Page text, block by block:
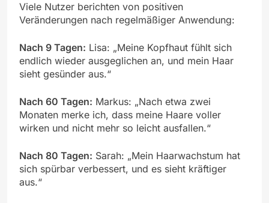
Viele Nutzer berichten von positiven
Veränderungen nach regelmäßiger Anwendung:
Nach 9 Tagen: Lisa: „Meine Kopfhaut fühlt sich
endlich wieder ausgeglichen an, und mein Haar
sieht gesünder aus.“
Nach 60 Tagen: Markus: „Nach etwa zwei
Monaten merke ich, dass meine Haare voller
wirken und nicht mehr so leicht ausfallen.“
Nach 80 Tagen: Sarah: „Mein Haarwachstum hat
sich spürbar verbessert, und es sieht kräftiger
aus.“